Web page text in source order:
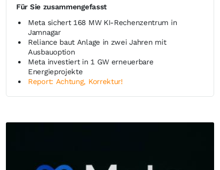
Für Sie zusammengefasst
Meta sichert 168 MW KI-Rechenzentrum in
Jamnagar
Reliance baut Anlage in zwei Jahren mit
Ausbauoption
Meta investiert in 1 GW erneuerbare
Energieprojekte
Report: Achtung, Korrektur!